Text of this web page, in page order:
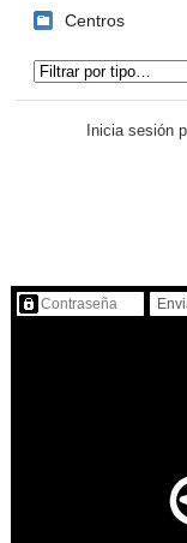
Centros
Inicia sesión
Contenido protegido…